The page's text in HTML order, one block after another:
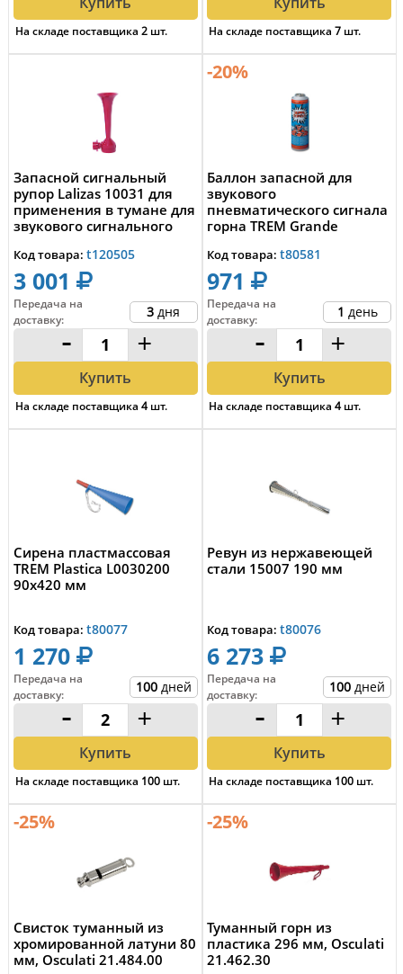
На складе поставщика 2 шт. На складе поставщика7 шт.
Запасной сигнальный
рупор Lalizas 10031 для
применения в тумане для
звукового сигнального
Код товара: t120505
3 001
Передача на
доставку: 3 дня
- +
Купить
На складе поставщика 4шт.
-20%
Баллон запасной для
звукового
пневматического сигнала
горна TREM Grande
Код товара: t80581
971
Передача на
доставку: 1 день
- +
Купить
На складе поставщика4шт.
Сирена пластмассовая
TREM Plastica L0030200
90x420 мм
Код товара: t80077
1 270
Передача на
доставку: 100 дней
- +
Купить
На складе поставщика 100 шт.
Ревун из нержавеющей
стали 15007 190 мм
Код товара: t80076
6 273
Передача на
доставку: 100 дней
- +
Купить
На складе поставщика 100 шт.
-25%
Свисток туманный из
хромированной латуни 80
мм, Osculati 21.484.00
-25%
Туманный горн из
пластика 296 мм, Osculati
21.462.30